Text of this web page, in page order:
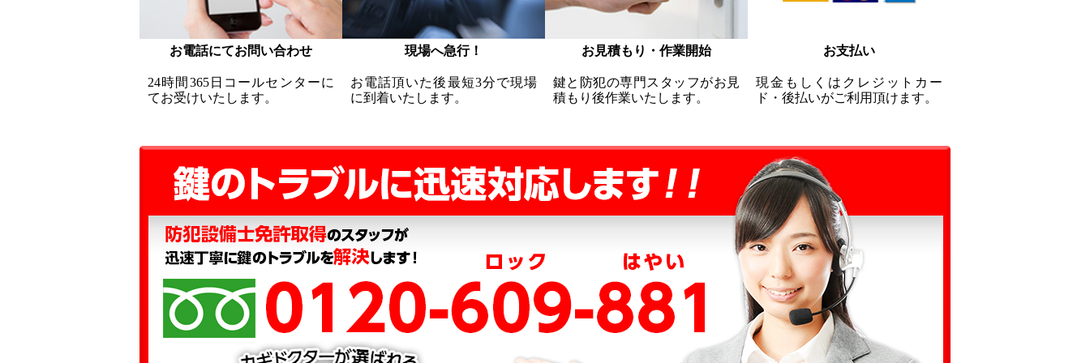
お電話にてお問い合わせ
24時間365日コールセンターに
てお受けいたします。
現場へ急行！
お電話頂いた後最短3分で現場
に到着いたします。
お見積もり・作業開始
鍵と防犯の専門スタッフがお見
積もり後作業いたします。
お支払い
現金もしくはクレジットカー
ド・後払いがご利用頂けます。